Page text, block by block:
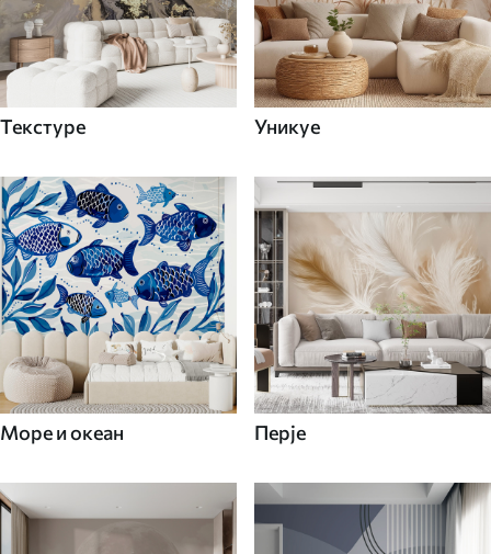
Текстуре Уникуе
Море и океан Перје